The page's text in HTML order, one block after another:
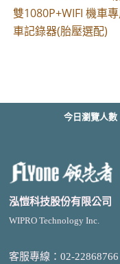
雙1080P+WIFI 機車
車記錄器(胎壓選配)
今日瀏覽人數
泓愷科技股份有限公司
WIPRO Technology Inc.
客服專線：02-22868766